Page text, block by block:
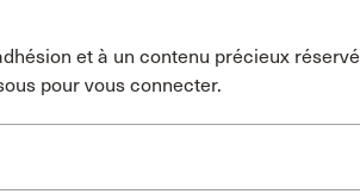
et à un contenu précieux réservé
pour vous connecter.